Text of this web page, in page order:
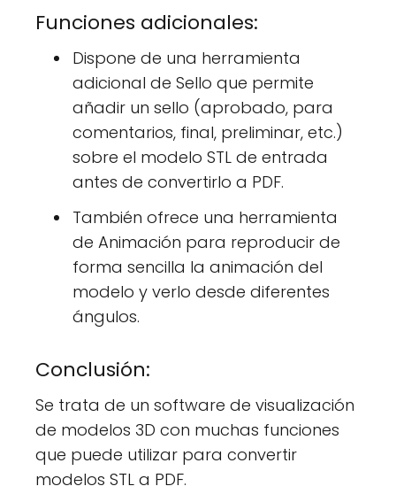
Funciones adicionales:
Dispone de una herramienta
adicional de Sello que permite
añadir un sello (aprobado, para
comentarios, final, preliminar, etc.)
sobre el modelo STL de entrada
antes de convertirlo a PDF.
También ofrece una herramienta
de Animación para reproducir de
forma sencilla la animación del
modelo y verlo desde diferentes
ángulos.
Conclusión:
Se trata de un software de visualización
de modelos 3D con muchas funciones
que puede utilizar para convertir
modelos STL a PDF.